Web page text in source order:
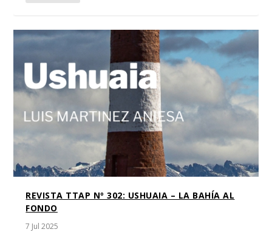
REVISTA TTAP Nº 302: USHUAIA – LA BAHÍA AL
FONDO
7 Jul 2025